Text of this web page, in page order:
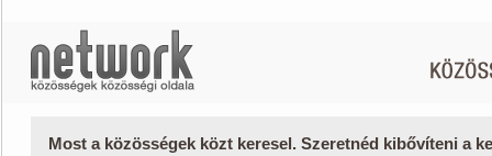
Most a közösségek közt keresel. Szeretnéd kibővíteni a